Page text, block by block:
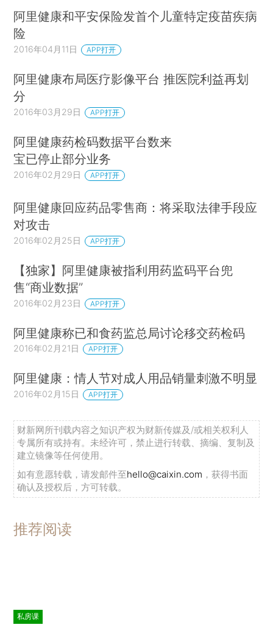
阿里健康和平安保险发首个儿童特定疫苗疾病
险
2016年04月11日 APP打开
阿里健康布局医疗影像平台 推医院利益再划
分
2016年03月29日 APP打开
阿里健康药检码数据平台数来
宝已停止部分业务
2016年02月29日 APP打开
阿里健康回应药品零售商：将采取法律手段应
对攻击
2016年02月25日 APP打开
【独家】阿里健康被指利用药监码平台兜
售“商业数据”
2016年02月23日 APP打开
阿里健康称已和食药监总局讨论移交药检码
2016年02月21日 APP打开
阿里健康：情人节对成人用品销量刺激不明显
2016年02月15日 APP打开
财新网所刊载内容之知识产权为财新传媒及/或相关权利人
专属所有或持有。未经许可，禁止进行转载、摘编、复制及
建立镜像等任何使用。
如有意愿转载，请发邮件至hello@caixin.com ，获得书面
确认及授权后，方可转载。
推荐阅读
私房课